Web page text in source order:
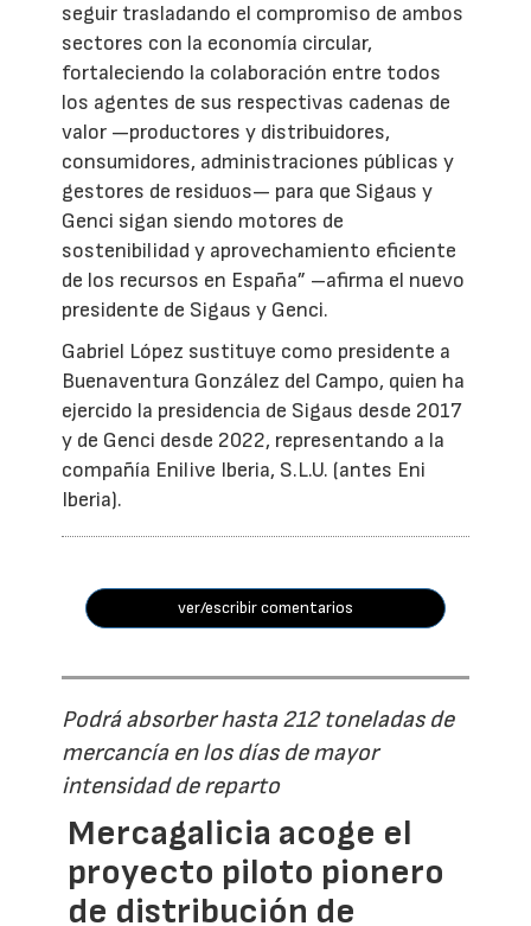
seguir trasladando el compromiso de ambos
sectores con la economía circular,
fortaleciendo la colaboración entre todos
los agentes de sus respectivas cadenas de
valor —productores y distribuidores,
consumidores, administraciones públicas y
gestores de residuos— para que Sigaus y
Genci sigan siendo motores de
sostenibilidad y aprovechamiento eficiente
de los recursos en España” –afirma el nuevo
presidente de Sigaus y Genci.
Gabriel López sustituye como presidente a
Buenaventura González del Campo, quien ha
ejercido la presidencia de Sigaus desde 2017
y de Genci desde 2022, representando a la
compañía Enilive Iberia, S.L.U. (antes Eni
Iberia).
ver/escribir comentarios
Podrá absorber hasta 212 toneladas de
mercancía en los días de mayor
intensidad de reparto
Mercagalicia acoge el
proyecto piloto pionero
de distribución de